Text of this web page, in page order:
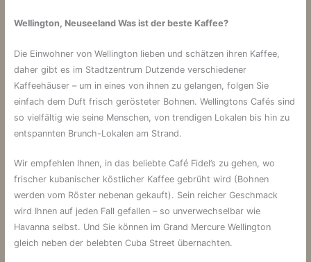
Wellington, Neuseeland Was ist der beste Kaffee?
Die Einwohner von Wellington lieben und schätzen ihren Kaffee,
daher gibt es im Stadtzentrum Dutzende verschiedener
Kaffeehäuser – um in eines von ihnen zu gelangen, folgen Sie
einfach dem Duft frisch gerösteter Bohnen. Wellingtons Cafés sind
so vielfältig wie seine Menschen, von trendigen Lokalen bis hin zu
entspannten Brunch-Lokalen am Strand.
Wir empfehlen Ihnen, in das beliebte Café Fidel’s zu gehen, wo
frischer kubanischer köstlicher Kaffee gebrüht wird (Bohnen
werden vom Röster nebenan gekauft). Sein reicher Geschmack
wird Ihnen auf jeden Fall gefallen – so unverwechselbar wie
Havanna selbst. Und Sie können im Grand Mercure Wellington
gleich neben der belebten Cuba Street übernachten.